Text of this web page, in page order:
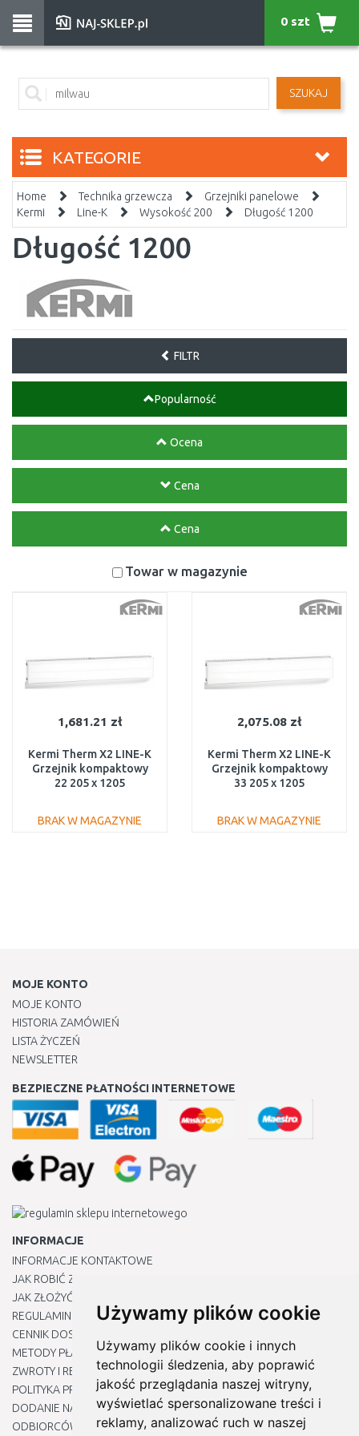
Używamy plików cookie
Używamy plików cookie i innych
technologii śledzenia, aby poprawić
jakość przeglądania naszej witryny,
wyświetlać spersonalizowane treści i
reklamy, analizować ruch w naszej
SZUKAJ
0 szt
KATEGORIE
Home Technika grzewcza
Grzejniki panelowe
Kermi
Line-K Wysokość 200 Długość 1200
Długość 1200
FILTR
Popularność
Ocena
Cena
Cena
Towar w magazynie
1,681.21 zł
Kermi Therm X2 LINE-K
Grzejnik kompaktowy
22 205 x 1205
BRAK W MAGAZYNIE
2,075.08 zł
Kermi Therm X2 LINE-K
Grzejnik kompaktowy
33 205 x 1205
BRAK W MAGAZYNIE
MOJE KONTO
MOJE KONTO
HISTORIA ZAMÓWIEŃ
LISTA ŻYCZEŃ
NEWSLETTER
BEZPIECZNE PŁATNOŚCI INTERNETOWE
INFORMACJE
INFORMACJE KONTAKTOWE
JAK ROBIĆ ZAKUPY ?
JAK ZŁOŻYĆ REKLAMACJĘ
REGULAMIN
CENNIK DOSTAWY
METODY PŁATNOŚCI
ZWROTY I REKLAMACJE PRODUKTÓW
POLITYKA PRYWATNOŚCI
DODANIE NASZYCH ADRESÓW E-MAIL DO LISTY ZAUFANYCH
ODBIORCÓW